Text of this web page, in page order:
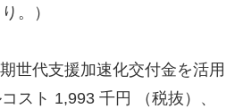
。）
世代支援加速化交付金を活用
スト 1,993 千円 （税抜）、